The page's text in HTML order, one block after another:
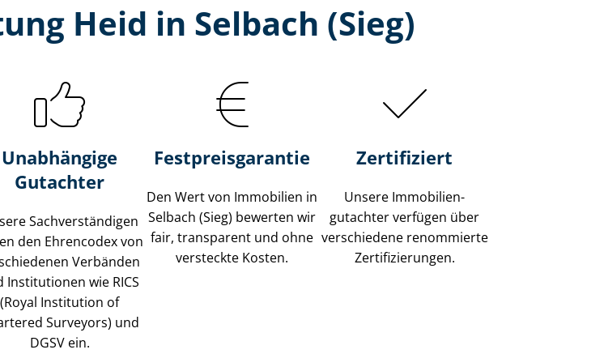
Heid in Selbach (Sieg)
Unabhängige
Gutachter
Sach­ver­stän­di­gen
den Ehrencodex von
Verbänden
Institutionen wie RICS
(Royal Institution of
Surveyors) und
DGSV ein.
Festpreis​garantie
Den Wert von Immobilien in
Selbach (Sieg) bewerten wir
fair, transparent und ohne
versteckte Kosten.
Zertifiziert
Unsere Immobilien­
gutachter verfügen über
verschiedene renommierte
Zer­ti­fi­zie­run­gen.